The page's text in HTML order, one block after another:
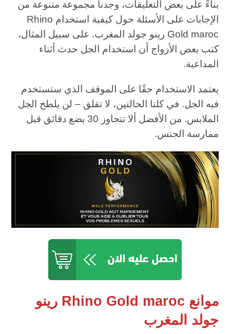
بناءً على بعض التعليقات، وجدنا مجموعة متنوعة من
الإجابات على الأسئلة حول كيفية استخدام Rhino
Gold maroc رينو جولد المغرب. على سبيل المثال،
كتب بعض الأزواج أن استخدام الجل حدث أثناء
المداعبة.
يعتمد الاستخدام حقًا على الموقف الذي ستستخدم
فيه الجل. في كلتا الحالتين، لا تقلق – لن يلطخ الجل
الملابس. من الأفضل ألا تتجاوز 30 بضع دقائق قبل
ممارسة الجنس.
موانع Rhino Gold maroc رينو
جولد المغرب